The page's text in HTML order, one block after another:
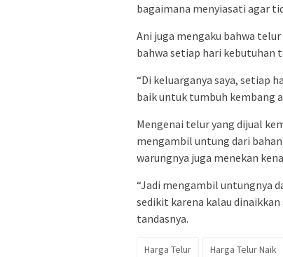
bagaimana menyiasati agar
Ani juga mengaku bahwa
bahwa setiap hari kebutuhan
“Di keluarganya saya, setiap
baik untuk tumbuh kembang
Mengenai telur yang dijual
mengambil untung dari
warungnya juga menekan
“Jadi mengambil untungnya
sedikit karena kalau
tandasnya.
Harga Telur Harga Telur Naik